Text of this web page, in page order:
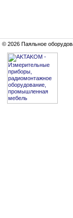
© 2026 Паяльное